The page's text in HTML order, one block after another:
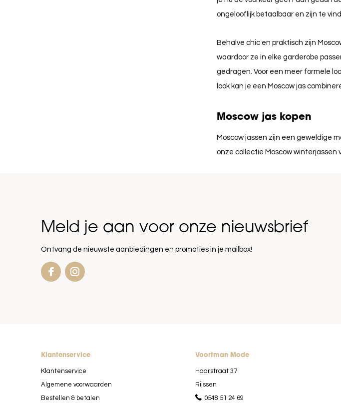
ongelooflijk betaalbaar en zijn te
Behalve chic en praktisch zijn
waardoor ze in elke garderobe
gedragen. Voor een meer formele
look kan je een Moscow jas
Moscow jas kopen
Moscow jassen zijn een geweldige
onze collectie Moscow winterjassen
Meld je aan voor onze nieuwsbrief
Ontvang de nieuwste aanbiedingen en promoties in je mailbox!
Klantenservice
Klantenservice
Algemene voorwaarden
Bestellen & betalen
Voortman Mode
Haarstraat 37
Rijssen
0548 51 24 69